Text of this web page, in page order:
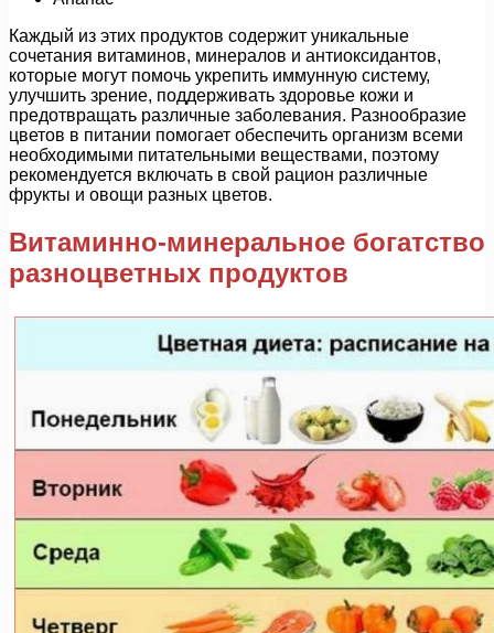
Каждый из этих продуктов содержит уникальные
сочетания витаминов, минералов и антиоксидантов,
которые могут помочь укрепить иммунную систему,
улучшить зрение, поддерживать здоровье кожи и
предотвращать различные заболевания. Разнообразие
цветов в питании помогает обеспечить организм всеми
необходимыми питательными веществами, поэтому
рекомендуется включать в свой рацион различные
фрукты и овощи разных цветов.
Витаминно-минеральное богатство
разноцветных продуктов